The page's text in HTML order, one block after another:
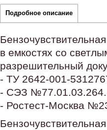
Подробное описание
в емкостях со
разрешительный
- ТУ 2642-001-
- СЭЗ
- Ростест-Москва